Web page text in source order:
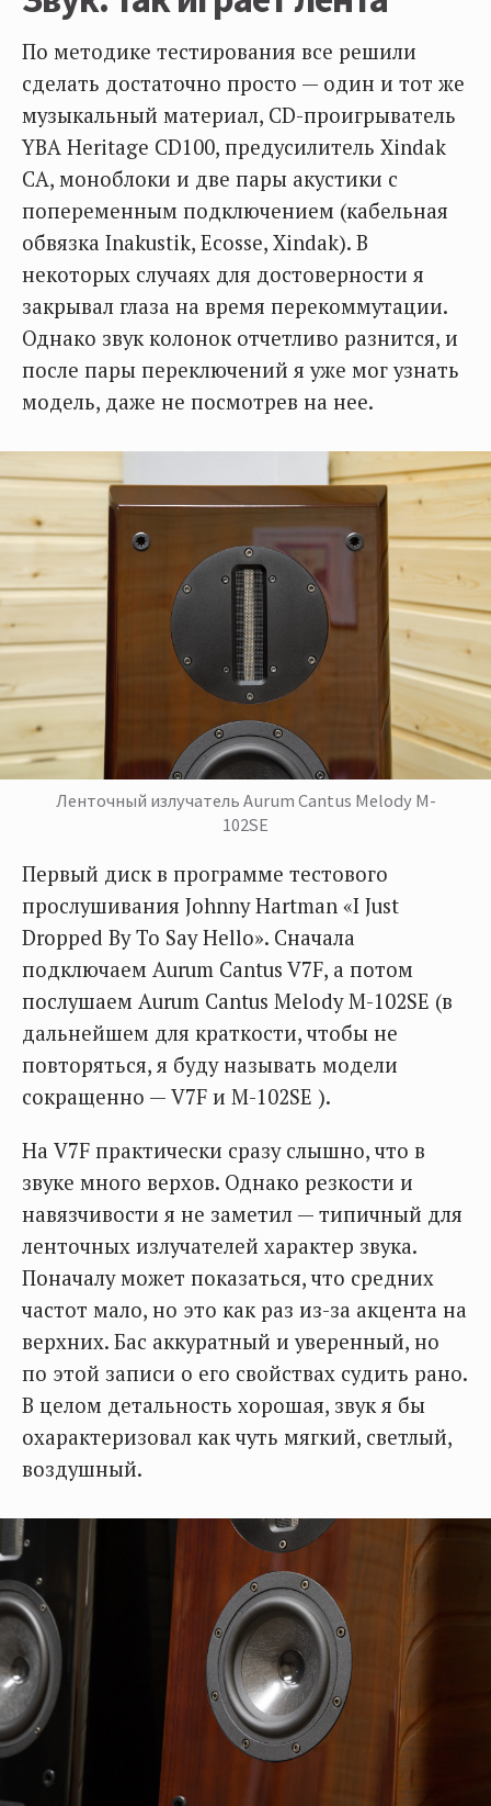
По методике тестирования все решили
сделать достаточно просто — один и тот же
музыкальный материал, CD-проигрыватель
YBA Heritage CD100, предусилитель Xindak
CA, моноблоки и две пары акустики с
попеременным подключением (кабельная
обвязка Inakustik, Ecosse, Xindak). В
некоторых случаях для достоверности я
закрывал глаза на время перекоммутации.
Однако звук колонок отчетливо разнится, и
после пары переключений я уже мог узнать
модель, даже не посмотрев на нее.
Ленточный излучатель Aurum Cantus Melody M-
102SE
Первый диск в программе тестового
прослушивания Johnny Hartman ‎«I Just
Dropped By To Say Hello». Сначала
подключаем Aurum Cantus V7F, а потом
послушаем Aurum Cantus Melody M-102SE (в
дальнейшем для краткости, чтобы не
повторяться, я буду называть модели
сокращенно — V7F и M-102SE ).
На V7F практически сразу слышно, что в
звуке много верхов. Однако резкости и
навязчивости я не заметил — типичный для
ленточных излучателей характер звука.
Поначалу может показаться, что средних
частот мало, но это как раз из-за акцента на
верхних. Бас аккуратный и уверенный, но
по этой записи о его свойствах судить рано.
В целом детальность хорошая, звук я бы
охарактеризовал как чуть мягкий, светлый,
воздушный.